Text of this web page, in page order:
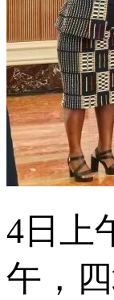
4日上
午，